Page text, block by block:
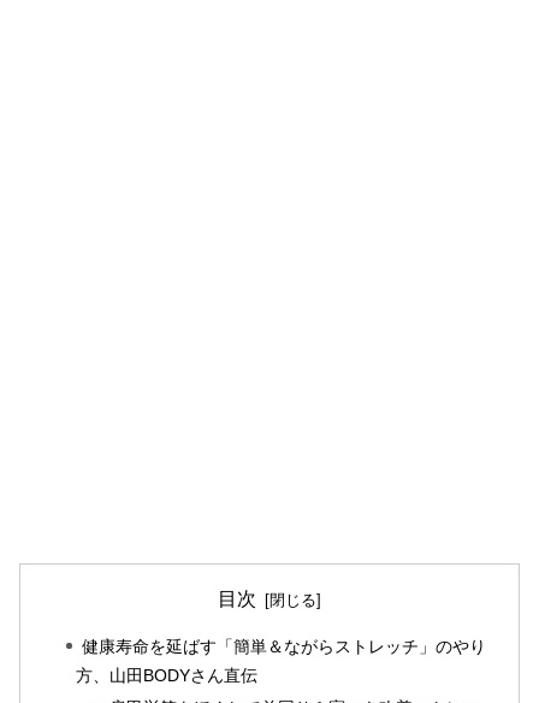
目次
健康寿命を延ばす「簡単＆ながらストレッチ」のやり
方、山田BODYさん直伝